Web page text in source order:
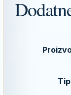
Tip